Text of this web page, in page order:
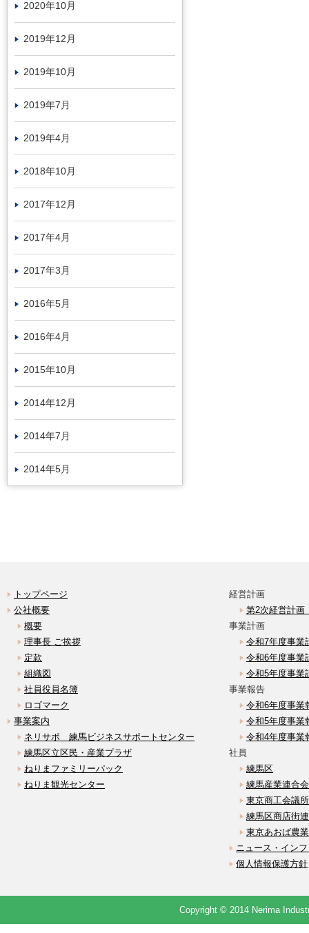
2020年10月
2019年12月
2019年10月
2019年7月
2019年4月
2018年10月
2017年12月
2017年4月
2017年3月
2016年5月
2016年4月
2015年10月
2014年12月
2014年7月
2014年5月
トップページ
公社概要
概要
理事長 ご挨拶
定款
組織図
社員役員名簿
ロゴマーク
事業案内
ネリサポ 練馬ビジネスサポートセンター
練馬区立区民・産業プラザ
ねりまファミリーパック
ねりま観光センター
経営計画
第2次経営計画
事業計画
令和7年度事業
令和6年度事業
令和5年度事業
事業報告
令和6年度事業
令和5年度事業
令和4年度事業
社員
練馬区
練馬産業連合会
東京商工会議
練馬区商店街
東京あおば農
ニュース・イン
個人情報保護方針
Copyright © 2014 Nerima